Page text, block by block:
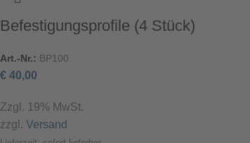
Befestigungsprofile (4 Stück)
Art.-Nr.: BP100
€ 40,00
Zzgl. 19% MwSt.
zzgl. Versand